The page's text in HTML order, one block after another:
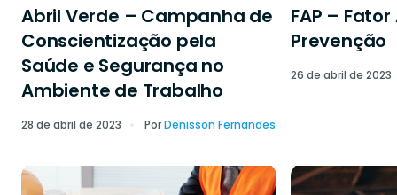
Abril Verde – Campanha de
Conscientização pela
Saúde e Segurança no
Ambiente de Trabalho
28 de abril de 2023 PorDenisson Fernandes
FAP –
Prevenção
26 de abril de 2023